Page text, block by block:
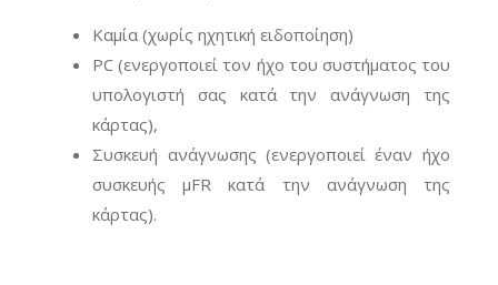
Καμία (χωρίς ηχητική ειδοποίηση)
PC (ενεργοποιεί τον ήχο του συστήματος του
υπολογιστή σας κατά την ανάγνωση της
κάρτας),
Συσκευή ανάγνωσης (ενεργοποιεί έναν ήχο
συσκευής μFR κατά την ανάγνωση της
κάρτας).